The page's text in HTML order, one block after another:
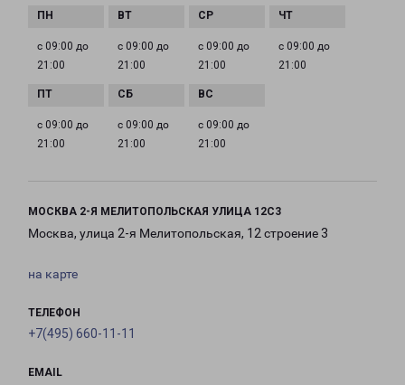
с 09:00 до
21:00
с 09:00 до
21:00
с 09:00 до
21:00
с 09:00 до
21:00
с 09:00 до
21:00
с 09:00 до
21:00
с 09:00 до
21:00
МОСКВА 2-Я МЕЛИТОПОЛЬСКАЯ УЛИЦА 12С3
Москва, улица 2-я Мелитопольская, 12 строение 3
на карте
ТЕЛЕФОН
+7(495) 660-11-11
EMAIL